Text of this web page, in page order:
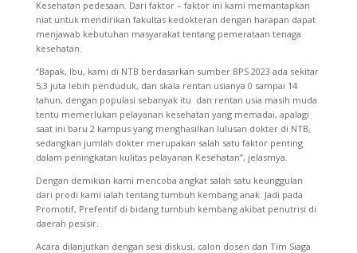
Kesehatan pedesaan. Dari faktor – faktor ini kami memantapkan
niat untuk mendirikan fakultas kedokteran dengan harapan dapat
menjawab kebutuhan masyarakat tentang pemerataan tenaga
kesehatan.
“Bapak, Ibu, kami di NTB berdasarkan sumber BPS 2023 ada sekitar
5,3 juta lebih penduduk, dan skala rentan usianya 0 sampai 14
tahun, dengan populasi sebanyak itu dan rentan usia masih muda
tentu memerlukan pelayanan kesehatan yang memadai, apalagi
saat ini baru 2 kampus yang menghasilkan lulusan dokter di NTB,
sedangkan jumlah dokter merupakan salah satu faktor penting
dalam peningkatan kulitas pelayanan Kesehatan”, jelasmya.
Dengan demikian kami mencoba angkat salah satu keunggulan
dari prodi kami ialah tentang tumbuh kembang anak. Jadi pada
Promotif, Prefentif di bidang tumbuh kembang akibat penutrisi di
daerah pesisir.
Acara dilanjutkan dengan sesi diskusi, calon dosen dan Tim Siaga